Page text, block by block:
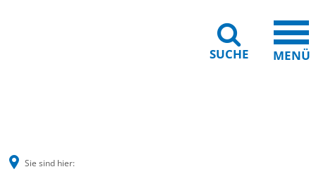
SUCHE MENÜ
Sie sind hier: